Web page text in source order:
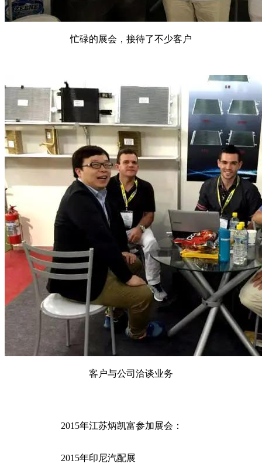
忙碌的展会，接待了不少客户
客户与公司洽谈业务
2015年江苏炳凯富参加展会：
2015年印尼汽配展